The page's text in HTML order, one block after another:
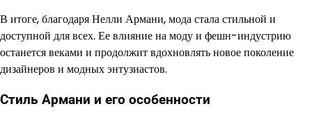
В итоге, благодаря Нелли Армани, мода стала стильной и
доступной для всех. Ее влияние на моду и фешн-индустрию
останется веками и продолжит вдохновлять новое поколение
дизайнеров и модных энтузиастов.
Стиль Армани и его особенности